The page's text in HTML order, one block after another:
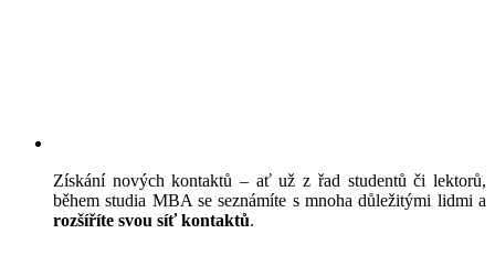
Získání nových kontaktů – ať už z řad studentů či lektorů,
během studia MBA se seznámíte s mnoha důležitými lidmi a
rozšíříte svou síť kontaktů.